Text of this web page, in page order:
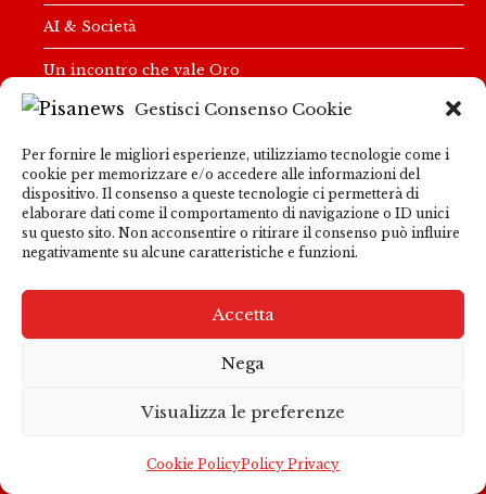
Gestisci Consenso Cookie
Per fornire le migliori esperienze, utilizziamo tecnologie come i
cookie per memorizzare e/o accedere alle informazioni del
dispositivo. Il consenso a queste tecnologie ci permetterà di
elaborare dati come il comportamento di navigazione o ID unici
su questo sito. Non acconsentire o ritirare il consenso può influire
negativamente su alcune caratteristiche e funzioni.
Accetta
Nega
Visualizza le preferenze
Cookie PolicyPolicy Privacy
AI & Società
Un incontro che vale Oro
Quaranta sfumature d’energia
Starbene Naturalmente
Supporto e Salute
L’arte secondo ley
Comunicare oggi
Pisa in Tavola